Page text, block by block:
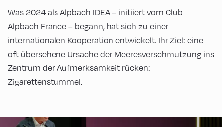
Was 2024 als Alpbach IDEA – initiiert vom Club
Alpbach France – begann, hat sich zu einer
internationalen Kooperation entwickelt. Ihr Ziel: eine
oft übersehene Ursache der Meeresverschmutzung ins
Zentrum der Aufmerksamkeit rücken:
Zigarettenstummel.